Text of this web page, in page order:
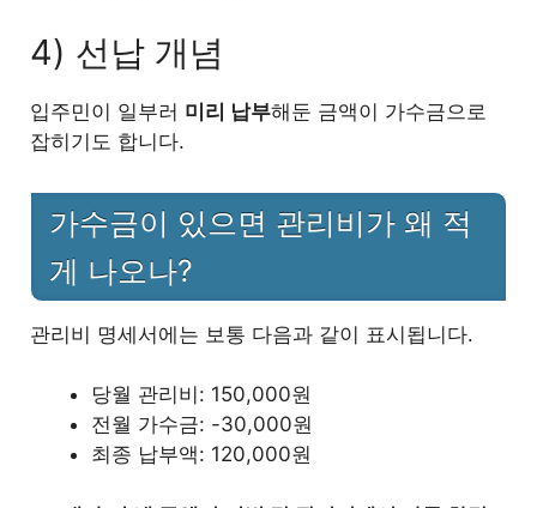
4) 선납 개념
입주민이 일부러 미리 납부해둔 금액이 가수금으로
잡히기도 합니다.
가수금이 있으면 관리비가 왜 적
게 나오나?
관리비 명세서에는 보통 다음과 같이 표시됩니다.
당월 관리비: 150,000원
전월 가수금: -30,000원
최종 납부액: 120,000원